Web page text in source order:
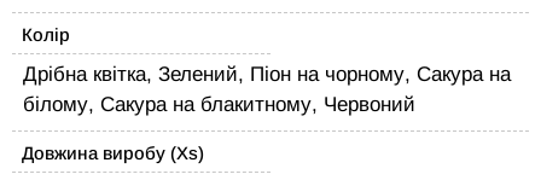
Колір
Дрібна квітка, Зелений, Піон на чорному, Сакура на
білому, Сакура на блакитному, Червоний
Довжина виробу (Xs)